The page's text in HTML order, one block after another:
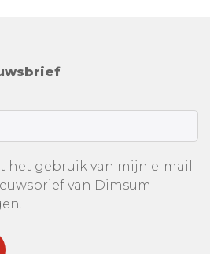
het gebruik van mijn e-mail
van Dimsum